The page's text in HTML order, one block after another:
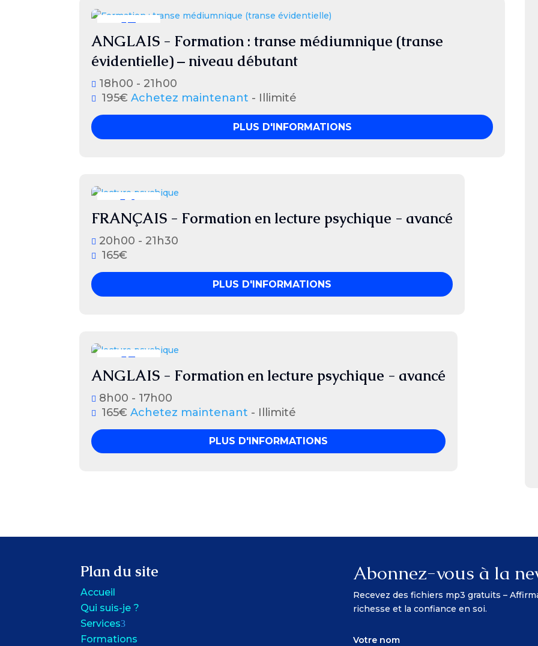
13
septembre
ANGLAIS - Formation : transe médiumnique (transe
évidentielle) – niveau débutant
18h00 - 21h00
195€ Achetez maintenant - Illimité
PLUS D'INFORMATIONS
14
septembre
FRANÇAIS - Formation en lecture psychique - avancé
20h00 - 21h30
165€
PLUS D'INFORMATIONS
15
septembre
ANGLAIS - Formation en lecture psychique - avancé
8h00 - 17h00
165€ Achetez maintenant - Illimité
PLUS D'INFORMATIONS
Plan du site
Accueil
Qui suis-je ?
Services3
Formations
Abonnez-vous à la
Recevez des fichiers mp3 gratuits –
richesse et la confiance en soi.
Votre nom